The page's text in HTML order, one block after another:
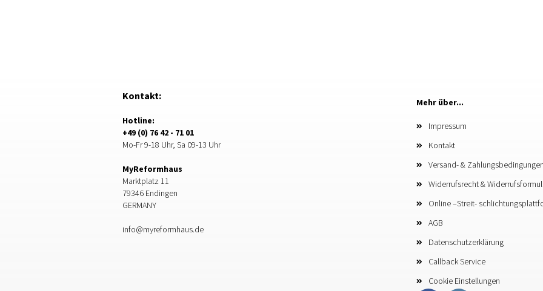
Kontakt:
Hotline:
+49 (0) 76 42 - 71 01
Mo-Fr 9-18 Uhr, Sa 09-13 Uhr
MyReformhaus
Marktplatz 11
79346 Endingen
GERMANY
info@myreformhaus.de
Mehr über...
Impressum
Kontakt
Versand- & Zahlungsbedingungen
Widerrufsrecht &
Online –Streit-
AGB
Datenschutzerklärung
Callback Service
Cookie Einstellungen